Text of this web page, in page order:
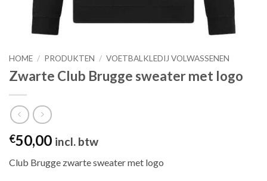
HOME / PRODUKTEN / VOETBALKLEDIJ VOLWASSENEN
Zwarte Club Brugge sweater met logo
€50,00 incl. btw
Club Brugge zwarte sweater met logo